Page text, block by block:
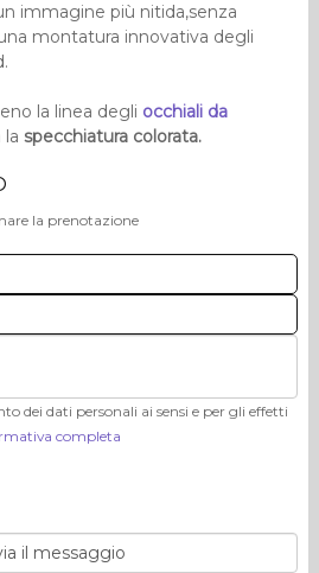
immagine più nitida,senza
montatura innovativa degli
la linea degli occhiali da
la specchiatura colorata.
la prenotazione
dei dati personali ai sensi e per gli effetti
completa